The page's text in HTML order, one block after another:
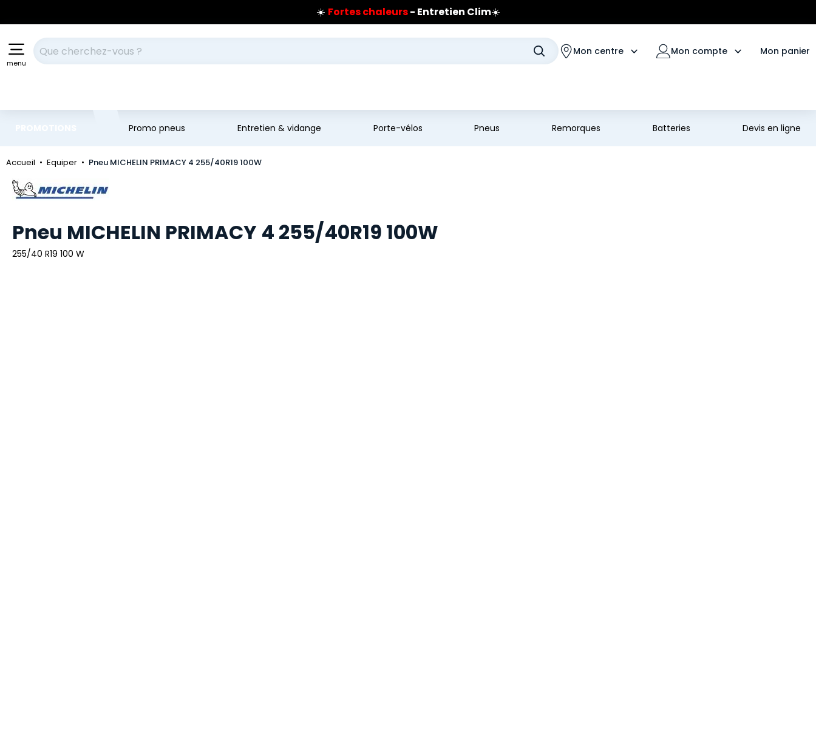
☀️ Fortes chaleurs- Entretien Clim☀️
Prix coûtant pneus Bridgestone
🔥Extincteur :réflexe sécurité🔥
sur les pneus Bridgestone
menu
Votre recherche Mon centre Mon compte Mon panier
Promo pneus Entretien & vidange Porte-vélos Pneus Remorques Batteries Devis en ligne
Accueil Equiper Pneu MICHELIN PRIMACY 4 255/40R19 100W
Marque
Pneu MICHELIN PRIMACY 4 255/40R19 100W
255/40 R19 100 W